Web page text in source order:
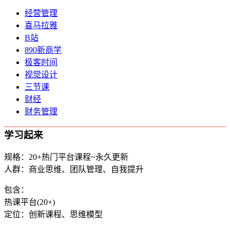
经营管理
喜马拉雅
B站
890新商学
极客时间
视觉设计
三节课
财经
财务管理
学习起来
规格：20+热门平台课程~永久更新
人群：商业思维、团队管理、自我提升
包含：
热课平台(20+)
定位：创新课程、思维模型